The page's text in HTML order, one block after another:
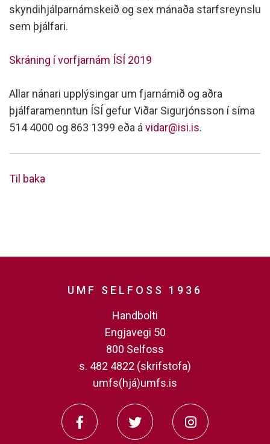
skyndihjálparnámskeið og sex mánaða starfsreynslu
sem þjálfari.
Skráning í vorfjarnám ÍSÍ 2019
Allar nánari upplýsingar um fjarnámið og aðra
þjálfaramenntun ÍSÍ gefur Viðar Sigurjónsson í síma
514 4000 og 863 1399 eða á vidar@isi.is.
Til baka
UMF SELFOSS 1936
Handbolti
Engjavegi 50
800 Selfoss
s. 482 4822 (skrifstofa)
umfs(hjá)umfs.is